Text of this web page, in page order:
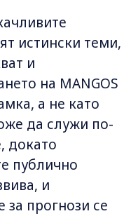
истински теми,
и
на MANGOS
а не като
да служи по-
докато
публично
и
за прогнози се